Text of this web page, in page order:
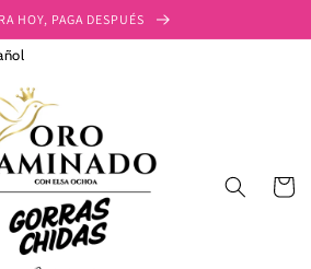
HOY, PAGA DESPUÉS
Carrito